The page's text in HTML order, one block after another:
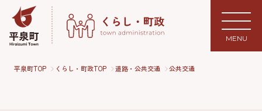
MENU
平泉町TOP くらし・町政TOP 道路・公共交通 公共交通